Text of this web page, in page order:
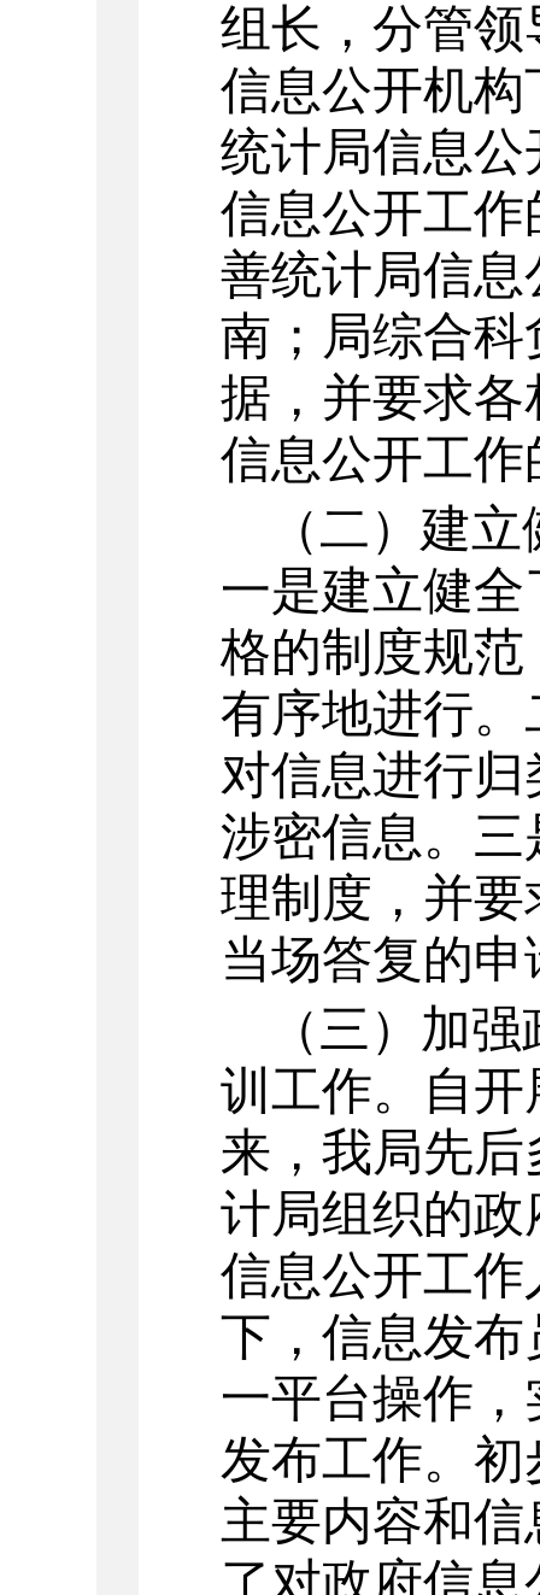
组长，分管
信息公开机
统计局信息
信息公开工
善统计局信
南；局综合
据，并要求
信息公开工
（二）建
一是建立健
格的制度规
有序地进行
对信息进行
涉密信息。
理制度，并
当场答复的
（三）加
训工作。
自
来，我局先
计局组织的
信息公开工
下，信息发
一平台操作
发布工作。
主要内容和
了对政府信